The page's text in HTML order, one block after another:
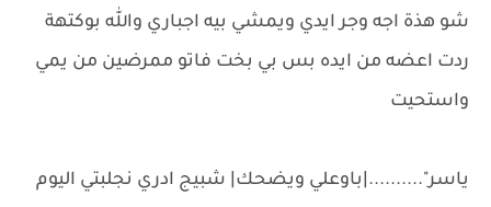
شو هذة اجه وجر ايدي ويمشي بيه اجباري والله بوكتهة
ردت اعضه من ايده بس بي بخت فاتو ممرضين من يمي
واستحيت
ياسر"..........|باوعلي ويضحك| شبيج ادري نجلبتي اليوم